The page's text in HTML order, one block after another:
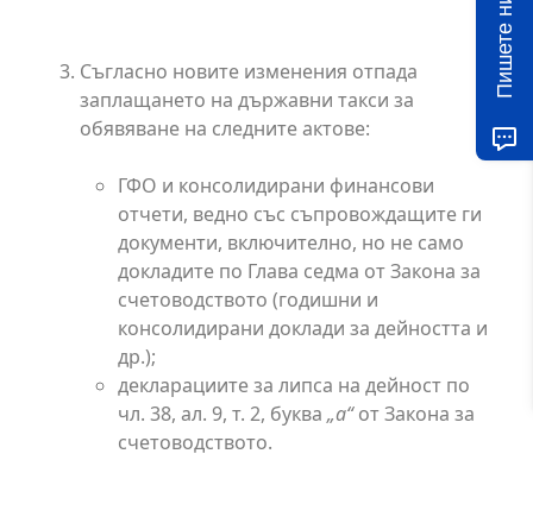
Съгласно новите изменения отпада
заплащането на държавни такси за
обявяване на следните актове:
ГФО и консолидирани финансови
отчети, ведно със съпровождащите ги
документи, включително, но не само
докладите по Глава седма от Закона за
счетоводството (годишни и
консолидирани доклади за дейността и
др.);
декларациите за липса на дейност по
чл. 38, ал. 9, т. 2, буква „а“от Закона за
счетоводството.
Пишете ни!